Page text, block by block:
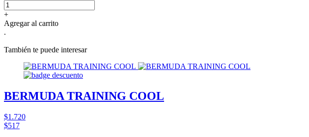
+
Agregar al carrito
.
También te puede interesar
BERMUDA TRAINING COOL
$1.720
$517